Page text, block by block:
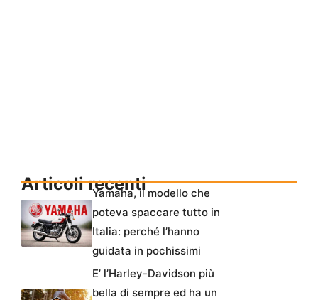
Articoli recentiYamaha, il modello che
poteva spaccare tutto in
Italia: perché l’hanno
guidata in pochissimi
E’ l’Harley-Davidson più
bella di sempre ed ha un